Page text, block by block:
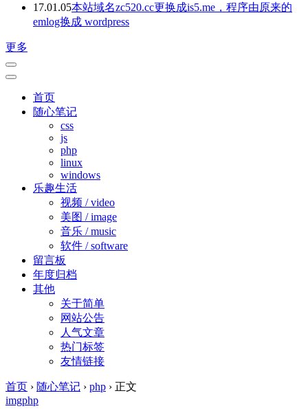
17.01.05本站域名zc520.cc更换成is5.me，程序由原来的
emlog换成 wordpress
更多
首页
随心笔记
css
js
php
linux
windows
乐趣生活
视频 / video
美图 / image
音乐 / music
软件 / software
留言板
年度归档
其他
关于简单
网站公告
人气文章
热门标签
友情链接
首页 › 随心笔记 › php › 正文
imgphp